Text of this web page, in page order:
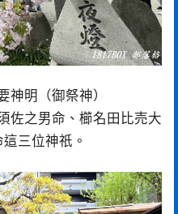
神明（御祭神）
佐之男命、櫛名田比売大
三位神祇。